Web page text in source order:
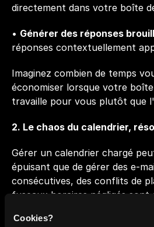
Cookies?
directement dans votre boîte
• Générer des réponses
réponses contextuellement
Imaginez combien de temps
économiser lorsque votre
travaille pour vous plutôt que
2. Le chaos du calendrier,
Gérer un calendrier chargé
épuisant que de gérer des e-
consécutives, des conflits de
fuseaux horaires négligés sont
confrontés chaque jour.